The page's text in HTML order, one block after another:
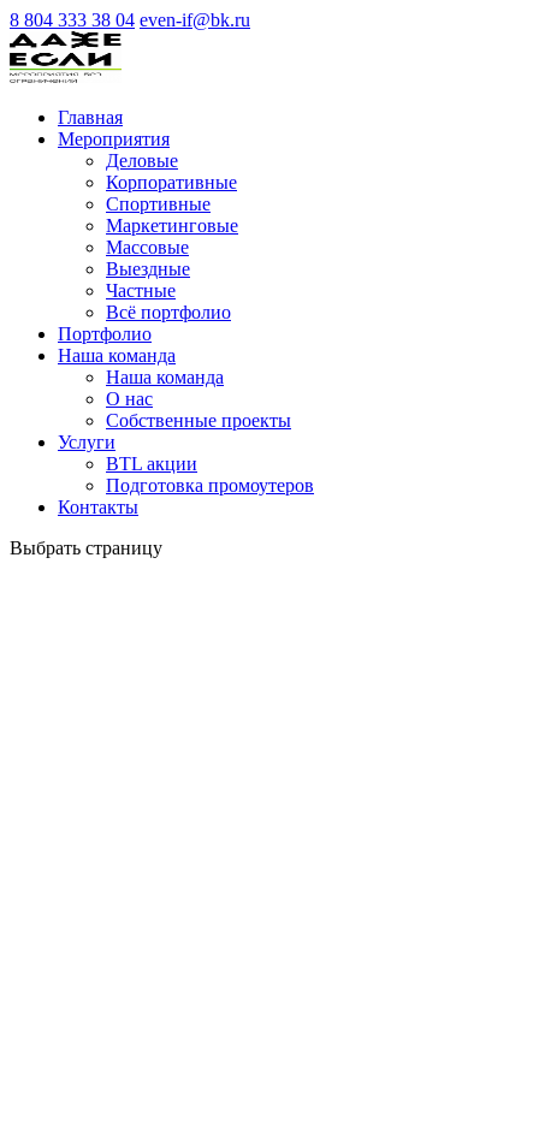
8 804 333 38 04 even-if@bk.ru
Главная
Мероприятия
Деловые
Корпоративные
Спортивные
Маркетинговые
Массовые
Выездные
Частные
Всё портфолио
Портфолио
Наша команда
Наша команда
О нас
Cобственные проекты
Услуги
BTL акции
Подготовка промоутеров
Контакты
Выбрать страницу